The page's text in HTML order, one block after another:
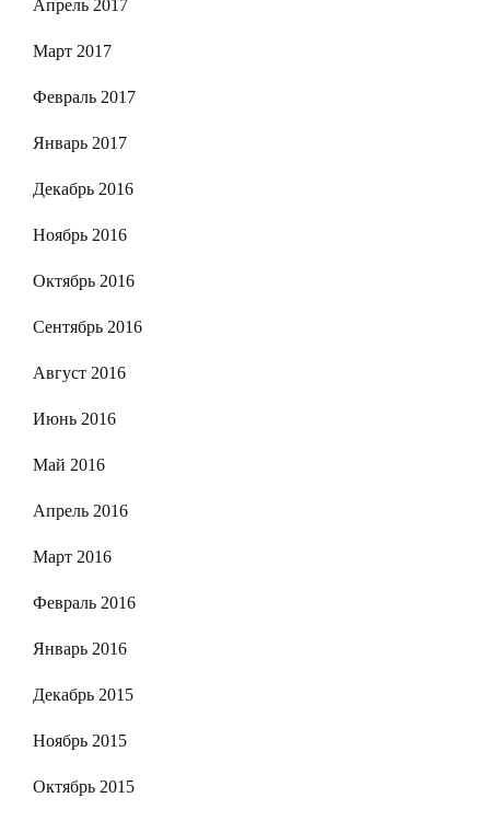
Апрель 2017
Март 2017
Февраль 2017
Январь 2017
Декабрь 2016
Ноябрь 2016
Октябрь 2016
Сентябрь 2016
Август 2016
Июнь 2016
Май 2016
Апрель 2016
Март 2016
Февраль 2016
Январь 2016
Декабрь 2015
Ноябрь 2015
Октябрь 2015